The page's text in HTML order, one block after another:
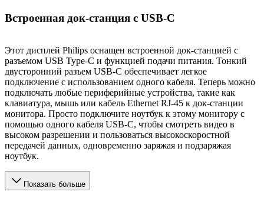
Встроенная док-станция с USB-C
Этот дисплей Philips оснащен встроенной док-станцией с
разъемом USB Type-C и функцией подачи питания. Тонкий
двусторонний разъем USB-C обеспечивает легкое
подключение с использованием одного кабеля. Теперь можно
подключать любые периферийные устройства, такие как
клавиатура, мышь или кабель Ethernet RJ-45 к док-станции
монитора. Просто подключите ноутбук к этому монитору с
помощью одного кабеля USB-C, чтобы смотреть видео в
высоком разрешении и пользоваться высокоскоростной
передачей данных, одновременно заряжая и подзаряжая
ноутбук.
Показать больше